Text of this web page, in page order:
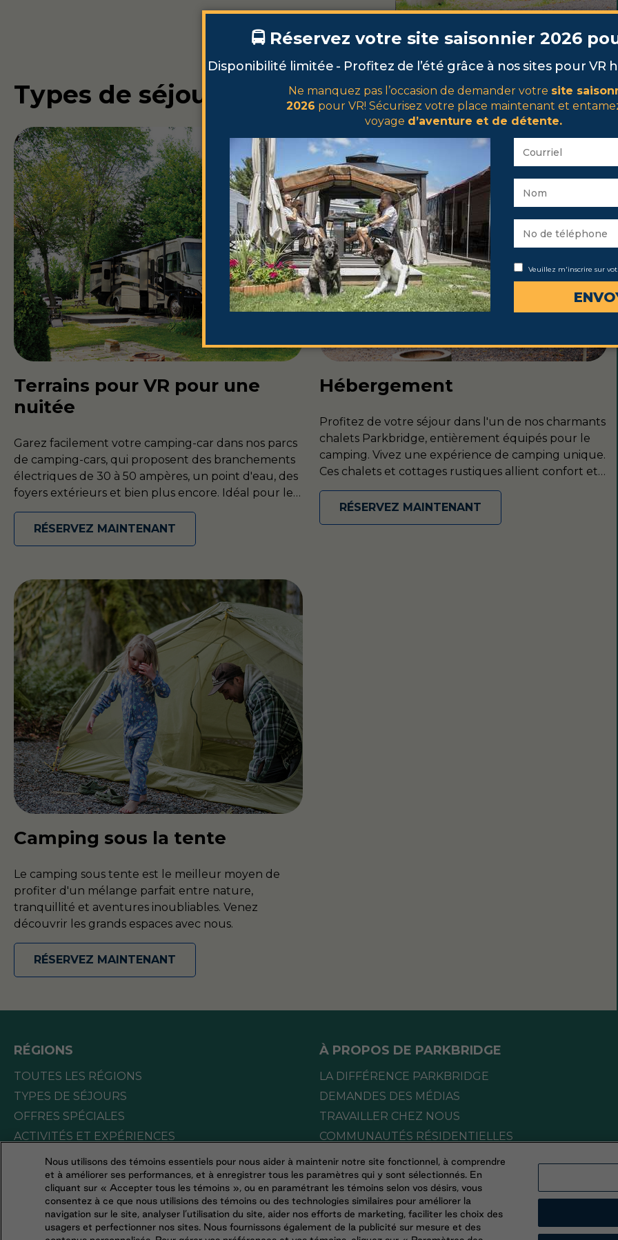
Types de séjours
Terrains pour VR pour une
nuitée
Garez facilement votre camping-car dans nos parcs
de camping-cars, qui proposent des branchements
électriques de 30 à 50 ampères, un point d'eau, des
foyers extérieurs et bien plus encore. Idéal pour les
road trips ou les escapades du week-end.
RÉSERVEZ MAINTENANT
Hébergement
Profitez de votre séjour dans l'un de nos charmants
chalets Parkbridge, entièrement équipés pour le
camping. Vivez une expérience de camping unique.
Ces chalets et cottages rustiques allient confort et
détente.
RÉSERVEZ MAINTENANT
Camping sous la tente
Le camping sous tente est le meilleur moyen de
profiter d'un mélange parfait entre nature,
tranquillité et aventures inoubliables. Venez
découvrir les grands espaces avec nous.
RÉSERVEZ MAINTENANT
RÉGIONS
TOUTES LES RÉGIONS
TYPES DE SÉJOURS
OFFRES SPÉCIALES
ACTIVITÉS ET EXPÉRIENCES
À PROPOS DE PARKBRIDGE
LA DIFFÉRENCE PARKBRIDGE
DEMANDES DES MÉDIAS
TRAVAILLER CHEZ NOUS
COMMUNAUTÉS RÉSIDENTIELLES
Nous utilisons des témoins essentiels pour nous aider à maintenir notre site fonctionnel, à comprendre
et à améliorer ses performances, et à enregistrer tous les paramètres qui y sont sélectionnés. En
cliquant sur « Accepter tous les témoins », ou en paramétrant les témoins selon vos désirs, vous
consentez à ce que nous utilisions des témoins ou des technologies similaires pour améliorer la
navigation sur le site, analyser l’utilisation du site, aider nos efforts de marketing, faciliter les choix des
usagers et perfectionner nos sites. Nous fournissons également de la publicité sur mesure et des